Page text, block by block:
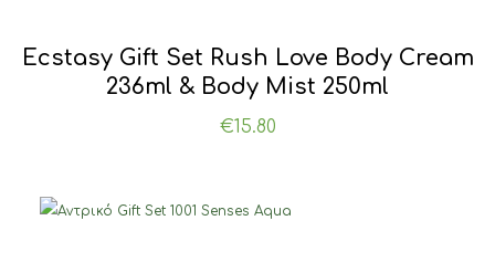
Ecstasy Gift Set Rush Love Body Cream
236ml & Body Mist 250ml
€15.80